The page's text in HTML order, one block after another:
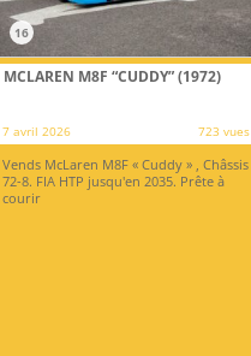
16
MCLAREN M8F “CUDDY” (1972)
7 avril 2026 723 vues
Vends McLaren M8F « Cuddy » , Châssis
72-8. FIA HTP jusqu'en 2035. Prête à
courir